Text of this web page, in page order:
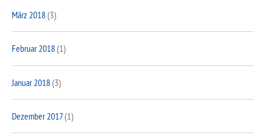
März 2018(3)
Februar 2018(1)
Januar 2018(3)
Dezember 2017(1)